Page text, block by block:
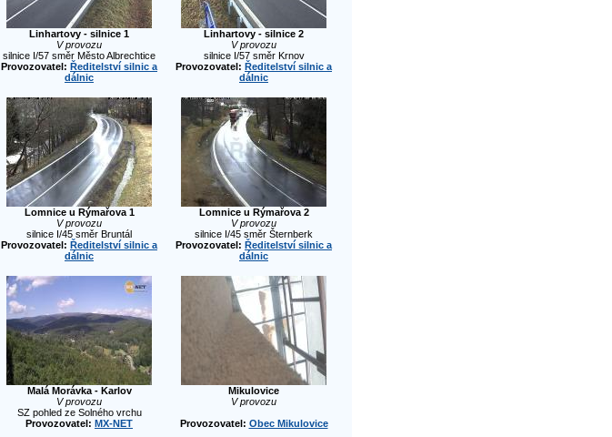
Linhartovy - silnice 1
V provozu
silnice I/57 směr Město Albrechtice
Provozovatel: Ředitelství silnic a
dálnic
Linhartovy - silnice 2
V provozu
silnice I/57 směr Krnov
Provozovatel: Ředitelství silnic a
dálnic
Lomnice u Rýmařova 1
V provozu
silnice I/45 směr Bruntál
Provozovatel: Ředitelství silnic a
dálnic
Lomnice u Rýmařova 2
V provozu
silnice I/45 směr Šternberk
Provozovatel: Ředitelství silnic a
dálnic
Malá Morávka - Karlov
V provozu
SZ pohled ze Solného vrchu
Provozovatel: MX-NET
Mikulovice
V provozu
Provozovatel: Obec Mikulovice